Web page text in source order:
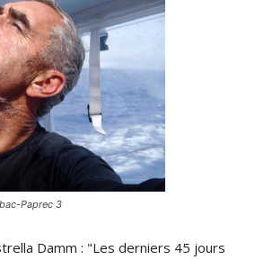
Paprec 3
Damm : "Les derniers 45 jours